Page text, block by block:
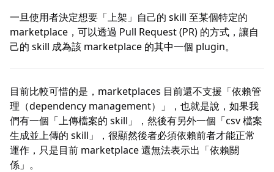
一旦使用者決定想要「上架」自己的 skill 至某個特定的
marketplace，可以透過 Pull Request (PR) 的方式，讓自
己的 skill 成為該 marketplace 的其中一個 plugin。
目前比較可惜的是，marketplaces 目前還不支援「依賴管
理（dependency management）」，也就是說，如果我
們有一個「上傳檔案的 skill」，然後有另外一個「csv 檔案
生成並上傳的 skill」，很顯然後者必須依賴前者才能正常
運作，只是目前 marketplace 還無法表示出「依賴關
係」。